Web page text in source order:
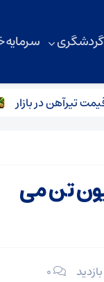
سرمایه
در بازار
به ۱۳.۵ میلیون تن می
۰